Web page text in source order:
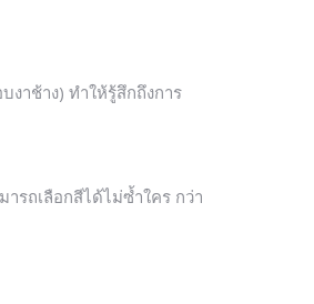
าช้าง) ทำให้รู้สึกถึงการ
รถเลือกสีได้ไม่ซ้ำใคร กว่า